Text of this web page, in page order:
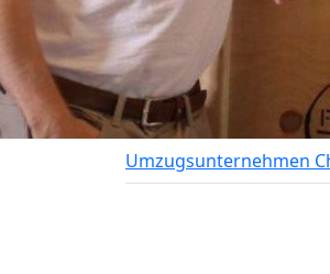
Umzugsunternehmen